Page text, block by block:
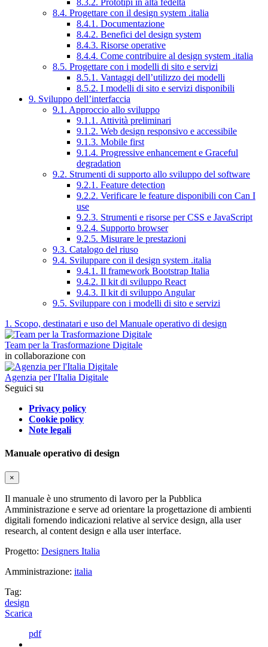
8.4. Progettare con il design system .italia
8.4.1. Documentazione
8.4.2. Benefici del design system
8.4.3. Risorse operative
8.4.4. Come contribuire al design system .italia
8.5. Progettare con i modelli di sito e servizi
8.5.1. Vantaggi dell’utilizzo dei modelli
8.5.2. I modelli di sito e servizi disponibili
9. Sviluppo dell’interfaccia
9.1. Approccio allo sviluppo
9.1.1. Attività preliminari
9.1.2. Web design responsivo e accessibile
9.1.3. Mobile first
9.1.4. Progressive enhancement e Graceful
degradation
9.2. Strumenti di supporto allo sviluppo del software
9.2.1. Feature detection
9.2.2. Verificare le feature disponibili con Can I
use
9.2.3. Strumenti e risorse per CSS e JavaScript
9.2.4. Supporto browser
9.2.5. Misurare le prestazioni
9.3. Catalogo del riuso
9.4. Sviluppare con il design system .italia
9.4.1. Il framework Bootstrap Italia
9.4.2. Il kit di sviluppo React
9.4.3. Il kit di sviluppo Angular
9.5. Sviluppare con i modelli di sito e servizi
1. Scopo, destinatari e uso del Manuale operativo di design
Team per la Trasformazione Digitale
in collaborazione con
Agenzia per l'Italia Digitale
Seguici su
Privacy policy
Cookie policy
Note legali
Manuale operativo di design
×
Il manuale è uno strumento di lavoro per la Pubblica
Amministrazione e serve ad orientare la progettazione di ambienti
digitali fornendo indicazioni relative al service design, alla user
research, al content design e alla user interface.
Progetto: Designers Italia
Amministrazione: italia
Tag:
design
Scarica
pdf